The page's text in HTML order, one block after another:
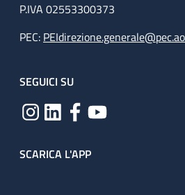
P.IVA 02553300373
PEC:
SEGUICI SU
SCARICA L'APP